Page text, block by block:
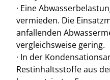
· Eine
vermieden. Die
anfallenden
vergleichsweise gering.
· In der
Restinhaltsstoffe aus